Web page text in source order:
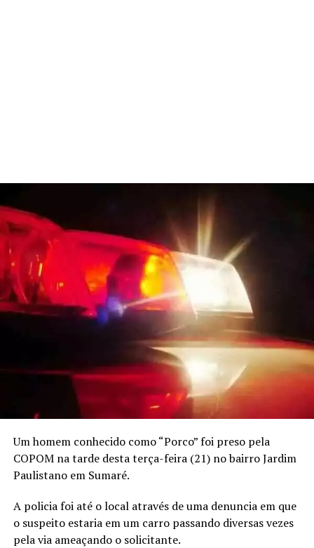
Um homem conhecido como “Porco” foi preso pela
COPOM na tarde desta terça-feira (21) no bairro Jardim
Paulistano em Sumaré.
A policia foi até o local através de uma denuncia em que
o suspeito estaria em um carro passando diversas vezes
pela via ameaçando o solicitante.